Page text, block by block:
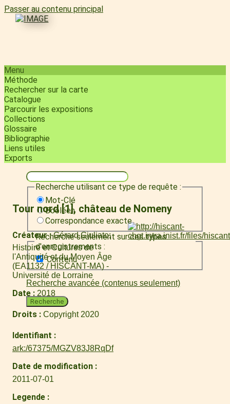
Passer au contenu principal
Menu
Méthode
Rechercher sur la carte
Catalogue
Parcourir les expositions
Collections
Glossaire
Bibliographie
Liens utiles
Exports
Recherche utilisant ce type de requête :
Mot-Clé
Booléen
Correspondance exacte
Recherche seulement sur ces types
d'enregistrements :
Contenu
Recherche avancée (contenus seulement)
Recherche
Tour nord [1], château de Nomeny
Créateur
Gérard Giuliato
Histoire et Cultures de
l'Antiquité et du Moyen Âge
(EA1132 / HISCANT-MA) -
Université de Lorraine
Date 2018
Droits Copyright 2020
Identifiant
ark:/67375/MGZV83J8RqDf
Date de modification
2011-07-01
Legende